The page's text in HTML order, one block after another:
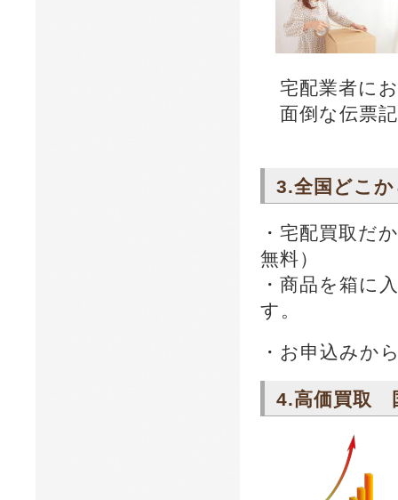
宅配業者に
面倒な伝票
3.全国どこ
・宅配買取だ
無料）
・商品を箱に
す。
・お申込みか
4.高価買取